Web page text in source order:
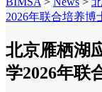
2026年联合培养博
北京雁栖湖
学2026年联